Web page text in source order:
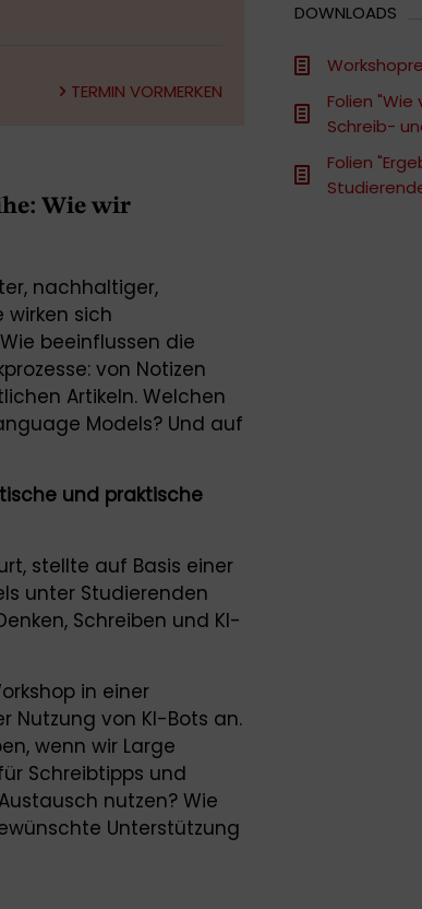
TERMIN VORMERKEN
Wie wir
nachhaltiger,
sich
beeinflussen die
von Notizen
Artikeln. Welchen
Models? Und auf
und praktische
stellte auf Basis einer
unter Studierenden
Schreiben und KI-
in einer
Nutzung von KI-Bots an.
wenn wir Large
Schreibtipps und
nutzen? Wie
Unterstützung
DOWNLOADS
Folien
Schreib-
Folien